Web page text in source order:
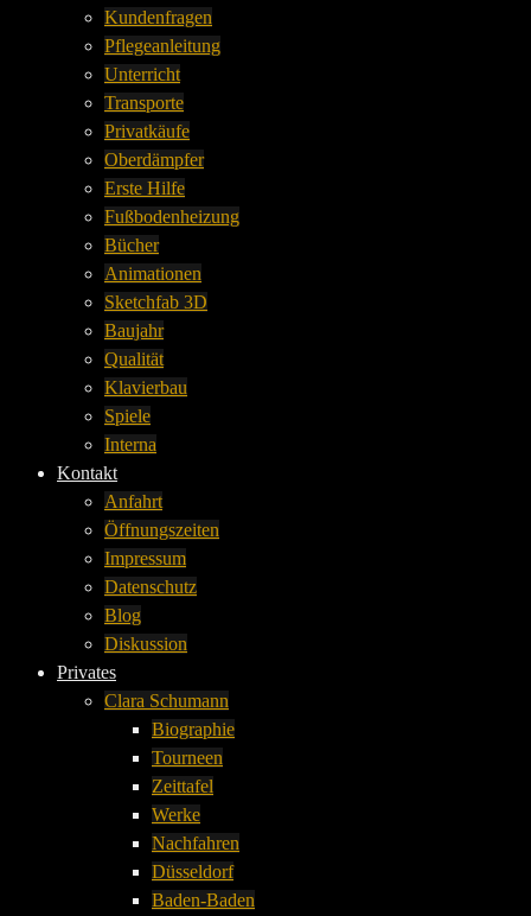
Kundenfragen
Pflegeanleitung
Unterricht
Transporte
Privatkäufe
Oberdämpfer
Erste Hilfe
Fußbodenheizung
Bücher
Animationen
Sketchfab 3D
Baujahr
Qualität
Klavierbau
Spiele
Interna
Kontakt
Anfahrt
Öffnungszeiten
Impressum
Datenschutz
Blog
Diskussion
Privates
Clara Schumann
Biographie
Tourneen
Zeittafel
Werke
Nachfahren
Düsseldorf
Baden-Baden